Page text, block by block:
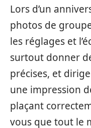
Lors d’un
photos de
les réglages et
surtout donner
précises, et
une impression
plaçant
vous que tout le